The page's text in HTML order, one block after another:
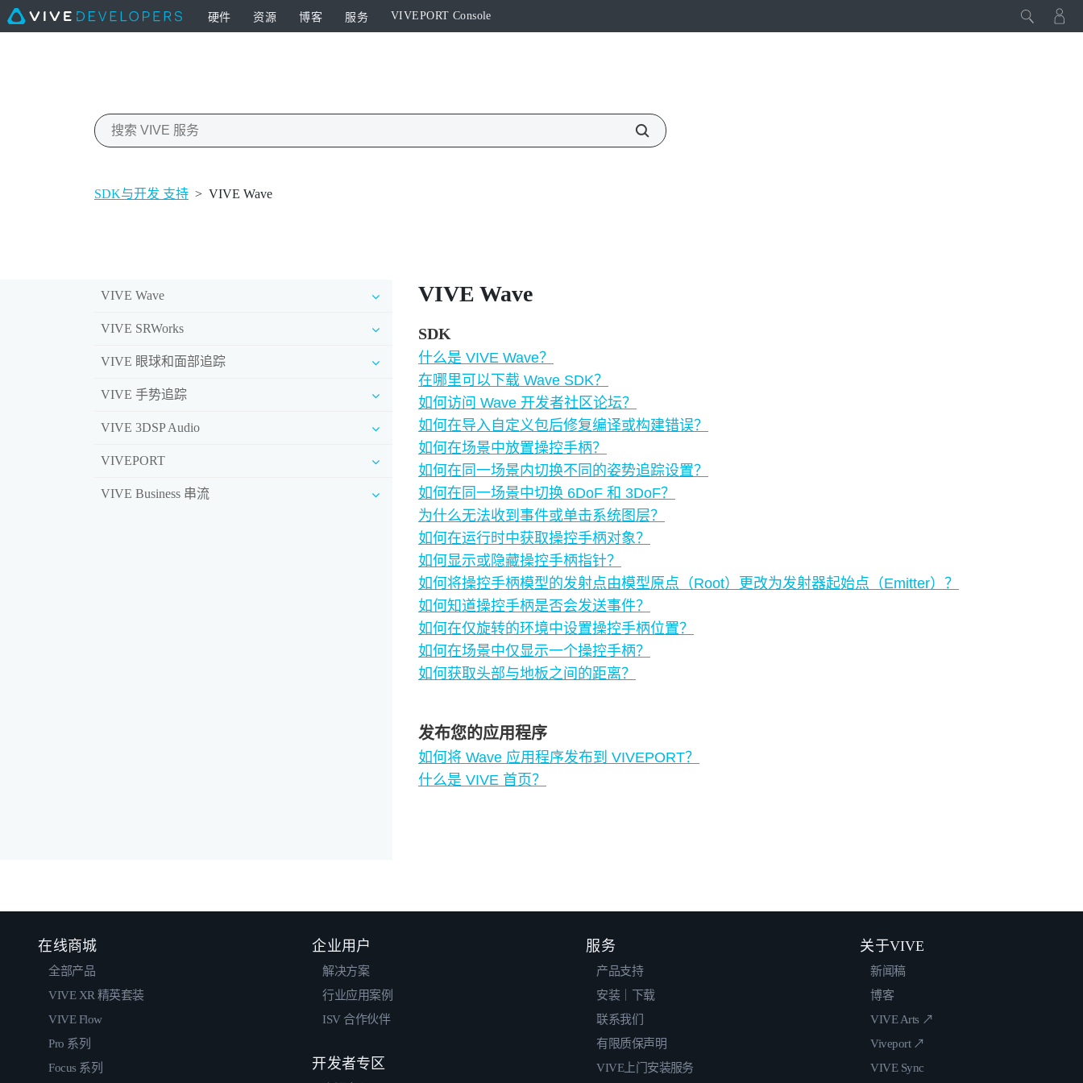
硬件 资源 博客 服务 VIVEPORT Console
SDK与开发 支持 > VIVE Wave
VIVE Wave
VIVE SRWorks
VIVE 眼球和面部追踪
VIVE 手势追踪
VIVE 3DSP Audio
VIVEPORT
VIVE Business 串流
VIVE Wave
SDK
什么是 VIVE Wave？
在哪里可以下载 Wave SDK？
如何访问 Wave 开发者社区论坛？
如何在导入自定义包后修复编译或构建错误？
如何在场景中放置操控手柄？
如何在同一场景内切换不同的姿势追踪设置？
如何在同一场景中切换 6DoF 和 3DoF？
为什么无法收到事件或单击系统图层？
如何在运行时中获取操控手柄对象？
如何显示或隐藏操控手柄指针？
如何将操控手柄模型的发射点由模型原点（Root）更改为发射器起始点（Emitter）？
如何知道操控手柄是否会发送事件？
如何在仅旋转的环境中设置操控手柄位置？
如何在场景中仅显示一个操控手柄？
如何获取头部与地板之间的距离？
发布您的应用程序
如何将 Wave 应用程序发布到 VIVEPORT？
什么是 VIVE 首页？
在线商城
全部产品
VIVE XR 精英套装
VIVE Flow
Pro 系列
Focus 系列
企业用户
解决方案
行业应用案例
ISV 合作伙伴
开发者专区
服务
产品支持
安装｜下载
联系我们
有限质保声明
VIVE上门安装服务
关于VIVE
新闻稿
博客
VIVE Arts ↗
Viveport ↗
VIVE Sync